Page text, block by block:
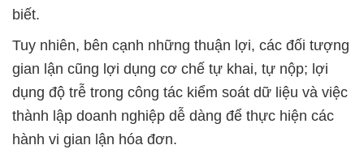
biết.
Tuy nhiên, bên cạnh những thuận lợi, các đối tượng
gian lận cũng lợi dụng cơ chế tự khai, tự nộp; lợi
dụng độ trễ trong công tác kiểm soát dữ liệu và việc
thành lập doanh nghiệp dễ dàng để thực hiện các
hành vi gian lận hóa đơn.